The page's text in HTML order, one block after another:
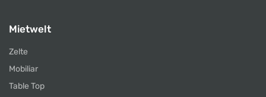
Mietwelt
Zelte
Mobiliar
Table Top